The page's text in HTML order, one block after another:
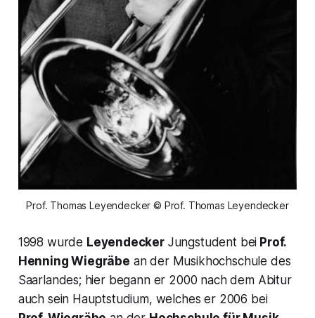
Prof. Thomas Leyendecker © Prof. Thomas Leyendecker
1998 wurde LeyendeckerJungstudent bei Prof.
Henning Wiegräbe an der Musikhochschule des
Saarlandes; hier begann er 2000 nach dem Abitur
auch sein Hauptstudium, welches er 2006 bei